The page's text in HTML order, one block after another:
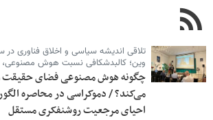
تلاقی اندیشه سیاسی و اخلاق فناوری
وین؛ کالبدشکافی نسبت هوش
چگونه هوش مصنوعی فضای حقیقت
می‌کند؟ / دموکراسی در محاصره
احیای مرجعیت روشنفکری مستقل